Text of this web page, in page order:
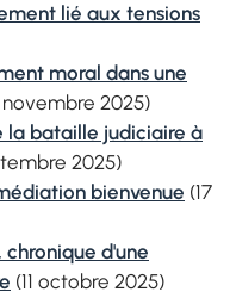
lié aux tensions
moral dans une
novembre 2025)
la bataille judiciaire à
2025)
bienvenue (17
d'une
(11 octobre 2025)